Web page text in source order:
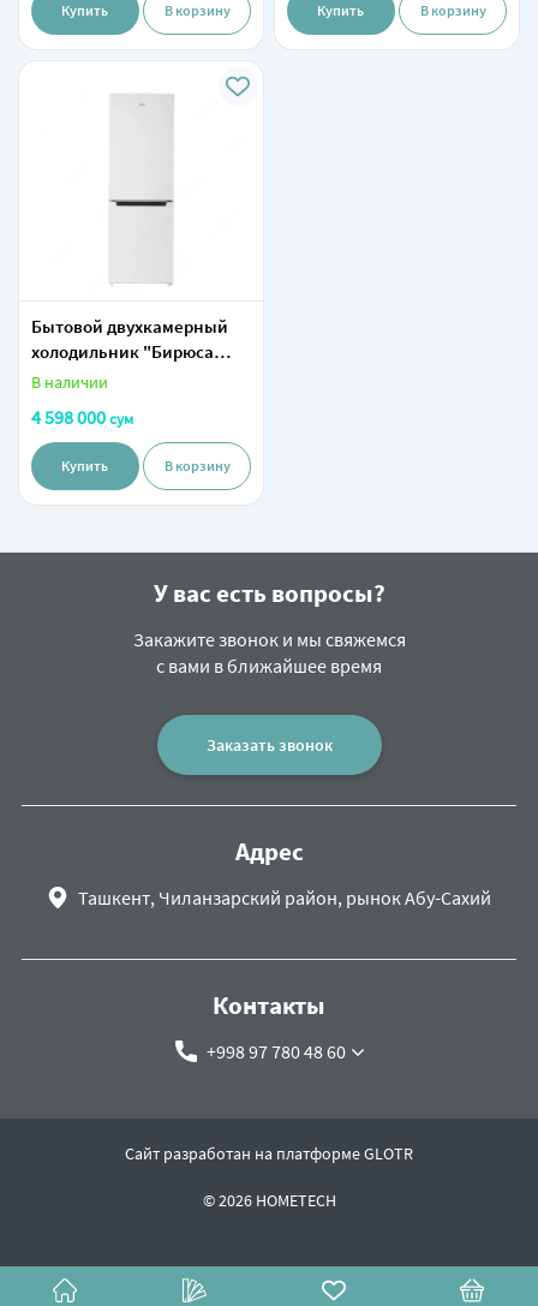
Купить В корзину Купить В корзину
Бытовой двухкамерный
холодильник "Бирюса
820NF" (Белый) 310 л
В наличии
4 598 000сум
Купить В корзину
У вас есть вопросы?
Закажите звонок и мы свяжемся
с вами в ближайшее время
Заказать звонок
Адрес
Ташкент, Чиланзарский район, рынок Абу-Сахий
Контакты
+998 97 780 48 60
Сайт разработан на платформе GLOTR
© 2026 HOMETECH